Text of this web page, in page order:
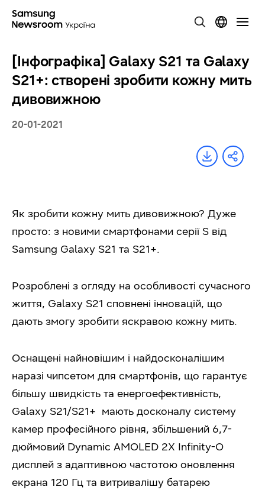
[Інфографіка] Galaxy S21 та Galaxy
S21+: створені зробити кожну мить
дивовижною
20-01-2021
Як зробити кожну мить дивовижною? Дуже
просто: з новими смартфонами серії S від
Samsung Galaxy S21 та S21+.
Розроблені з огляду на особливості сучасного
життя, Galaxy S21 сповнені інновацій, що
дають змогу зробити яскравою кожну мить.
Оснащені найновішим і найдосконалішим
наразі чипсетом для смартфонів, що гарантує
більшу швидкість та енергоефективність,
Galaxy S21/S21+ мають досконалу систему
камер професійного рівня, збільшений 6,7-
дюймовий Dynamic AMOLED 2X Infinity-O
дисплей з адаптивною частотою оновлення
екрана 120 Гц та витривалішу батарею